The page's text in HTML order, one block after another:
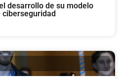
desarrollo de su modelo